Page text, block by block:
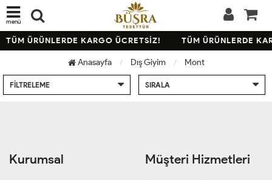
menü
TÜM ÜRÜNLERDE KARGO ÜCRETSİZ! TÜM ÜRÜNLERDE
Anasayfa Dış Giyim Mont
FILTRELEME SIRALA
Kurumsal Müşteri Hizmetleri